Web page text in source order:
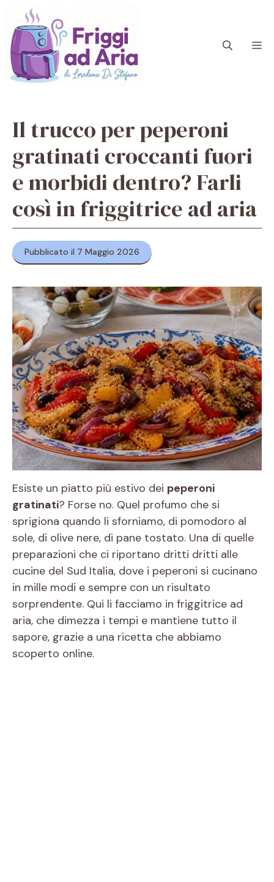
contenuto
Il trucco per peperoni
gratinati croccanti fuori
e morbidi dentro? Farli
così in friggitrice ad aria
Pubblicato il 7 Maggio 2026
Esiste un piatto più estivo dei peperoni
gratinati? Forse no. Quel profumo che si
sprigiona quando li sforniamo, di pomodoro al
sole, di olive nere, di pane tostato. Una di quelle
preparazioni che ci riportano dritti dritti alle
cucine del Sud Italia, dove i peperoni si cucinano
in mille modi e sempre con un risultato
sorprendente. Qui li facciamo in friggitrice ad
aria, che dimezza i tempi e mantiene tutto il
sapore, grazie a una ricetta che abbiamo
scoperto online.